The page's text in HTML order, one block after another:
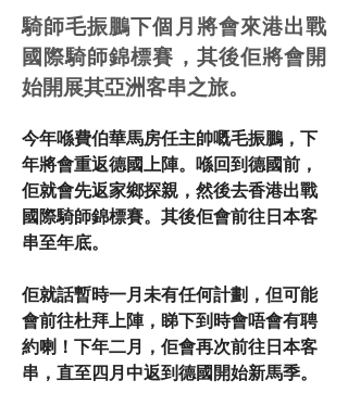
騎師毛振鵬下個月將會來港出戰
國際騎師錦標賽，其後佢將會開
始開展其亞洲客串之旅。
今年喺費伯華馬房任主帥嘅毛振鵬，下
年將會重返德國上陣。喺回到德國前，
佢就會先返家鄉探親，然後去香港出戰
國際騎師錦標賽。其後佢會前往日本客
串至年底。
佢就話暫時一月未有任何計劃，但可能
會前往杜拜上陣，睇下到時會唔會有聘
約喇！下年二月，佢會再次前往日本客
串，直至四月中返到德國開始新馬季。